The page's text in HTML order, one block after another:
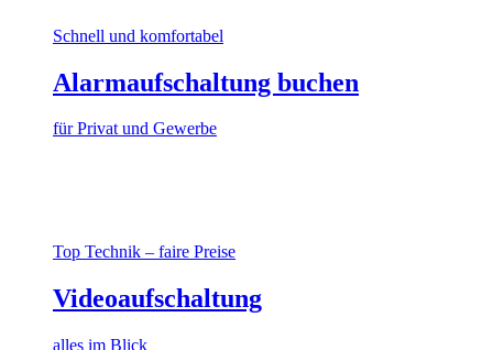
Schnell und komfortabel
Alarmaufschaltung buchen
für Privat und Gewerbe
Top Technik – faire Preise
Videoaufschaltung
alles im Blick